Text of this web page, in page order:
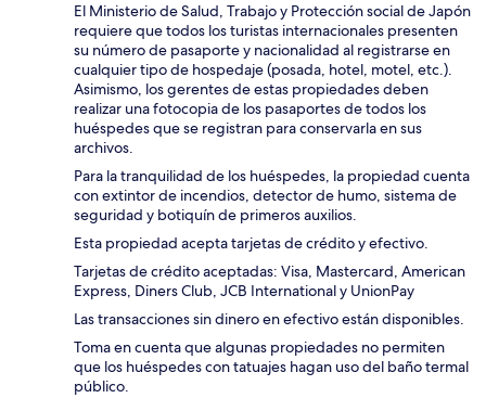
El Ministerio de Salud, Trabajo y Protección social de Japón
requiere que todos los turistas internacionales presenten
su número de pasaporte y nacionalidad al registrarse en
cualquier tipo de hospedaje (posada, hotel, motel, etc.).
Asimismo, los gerentes de estas propiedades deben
realizar una fotocopia de los pasaportes de todos los
huéspedes que se registran para conservarla en sus
archivos.
Para la tranquilidad de los huéspedes, la propiedad cuenta
con extintor de incendios, detector de humo, sistema de
seguridad y botiquín de primeros auxilios.
Esta propiedad acepta tarjetas de crédito y efectivo.
Tarjetas de crédito aceptadas: Visa, Mastercard, American
Express, Diners Club, JCB International y UnionPay
Las transacciones sin dinero en efectivo están disponibles.
Toma en cuenta que algunas propiedades no permiten
que los huéspedes con tatuajes hagan uso del baño termal
público.